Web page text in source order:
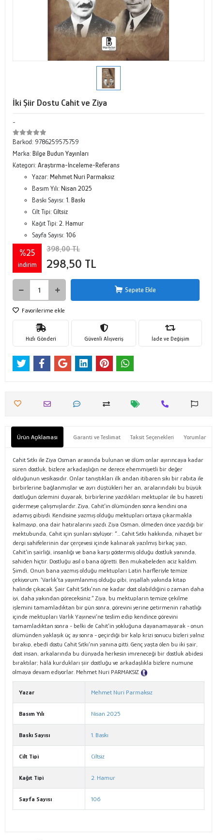
İki Şiir Dostu Cahit ve Ziya
-
Barkod: 9786259575759
Marka: Bilge Budun Yayınları
Kategori: Araştırma-İnceleme-Referans
Yazar: Mehmet Nuri Parmaksız
Basım Yılı: Nisan 2025
Baskı Sayısı: 1. Baskı
Cilt Tipi: Ciltsiz
Kağıt Tipi: 2. Hamur
Sayfa Sayısı: 106
%25
indirim
398,00 TL
298,50 TL
Sepete Ekle
Favorilerime ekle
Hızlı Gönderi Güvenli Alışveriş İade ve Değişim
Ürün Açıklaması Garanti ve Teslimat Taksit Seçenekleri Yorumlar
Cahit Sıtkı ile Ziya Osman arasında bulunan ve ölüm onlar ayırıncaya kadar
süren dostluk, bizlere arkadaşlığın ne derece ehemmiyetli bir değer
olduğunun vesikasıdır. Onlar tanıştıkları ilk andan itibaren sıkı bir rabıta ile
birbirlerine bağlanmışlar ve ayrı düştükleri her an, aralarındaki bu büyük
dostluğun özlemini duyarak, birbirlerine yazdıkları mektuplar ile bu hasreti
gidermeye çalışmışlardır. Ziya, Cahit’in ölümünden sonra kendini ona
adamış gibiydi. Kendisine yazmış olduğu mektupları ortaya çıkarmakla
kalmayıp, ona dair hatıralarını yazdı. Ziya Osman, ölmeden önce yazdığı bir
mektubunda, Cahit için şunları söylüyor: “... Cahit Sıtkı hakkında, nihayet bir
dergi sahifelerinin dar çerçevesi içinde kalınarak yazılmış birkaç yazı,
Cahit’in şairliği, insanlığı ve bana karşı göstermiş olduğu dostluk yanında,
sahiden hiçtir. Dostluğu asıl o bana öğretti. Ben mukabeleden aciz kaldım.
Şimdi, Onun bana yazmış olduğu mektupları Latin harfleriyle temize
çekiyorum. ‘Varlık’ta yayımlanmış olduğu gibi, inşallah yakında kitap
halinde çıkacak. Şair Cahit Sıtkı’nın ne kadar dost olabildiğini o zaman daha
iyi, daha yakından göreceksiniz.” Ziya, bu mektupların temize çekilme
işlemini tamamladıktan bir gün sonra, görevini yerine getirmenin rahatlığı
içinde mektupları Varlık Yayınevi’ne teslim edip kendince görevini
tamamladıktan sonra - belki de Cahit’in yokluğuna dayanamayarak - onun
ölümünden yaklaşık üç ay sonra - geçirdiği bir kalp krizi sonucu bizleri yalnız
bırakıp, ebedî dostu Cahit Sıtkı’nın yanına gitti. Genç yaşta ölen bu iki şair,
dost insan, arkalarında bu dünyada herkesin imreneceği bir dostluk abidesi
bıraktılar; hâlâ kurdukları şiir dostluğu ve arkadaşlıkla bizlere numune
olmaya devam ediyorlar. Mehmet Nuri PARMAKSIZ
Yazar Mehmet Nuri Parmaksız
Basım Yılı Nisan 2025
Baskı Sayısı 1. Baskı
Cilt Tipi Ciltsiz
Kağıt Tipi 2. Hamur
Sayfa Sayısı 106